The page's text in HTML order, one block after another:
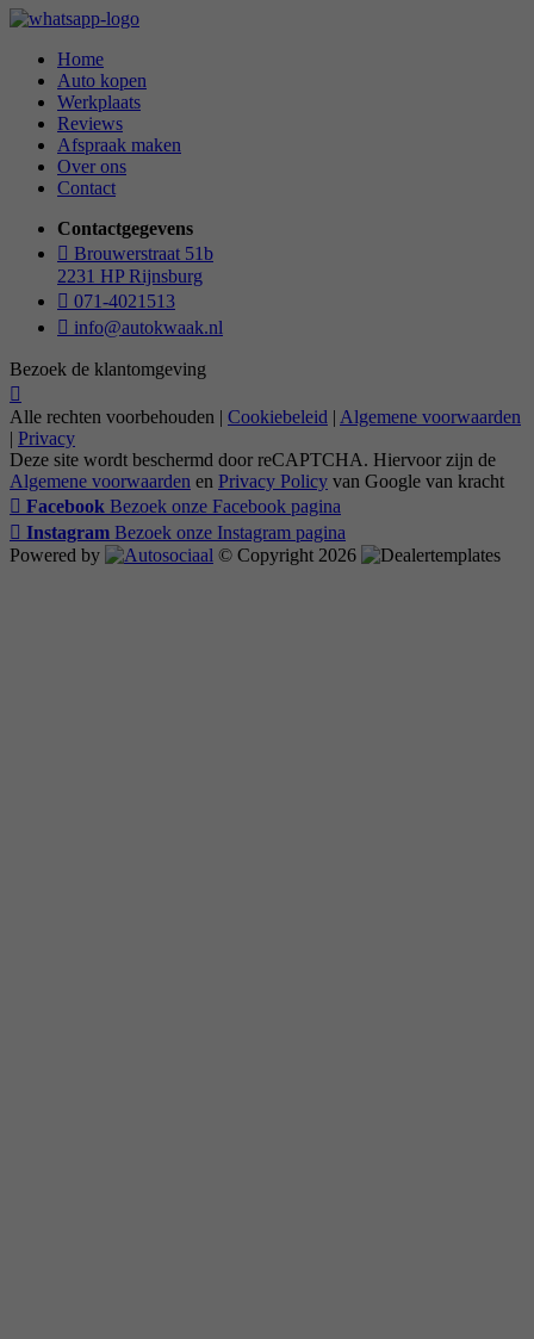
Home
Auto kopen
Werkplaats
Reviews
Afspraak maken
Over ons
Contact
Contactgegevens
Brouwerstraat 51b
2231 HP Rijnsburg
071-4021513
info@autokwaak.nl
Bezoek de klantomgeving
Alle rechten voorbehouden | Cookiebeleid | Algemene voorwaarden
| Privacy
Deze site wordt beschermd door reCAPTCHA. Hiervoor zijn de
Algemene voorwaarden en Privacy Policy van Google van kracht
Facebook Bezoek onze Facebook pagina
Instagram Bezoek onze Instagram pagina
Powered by
© Copyright 2026